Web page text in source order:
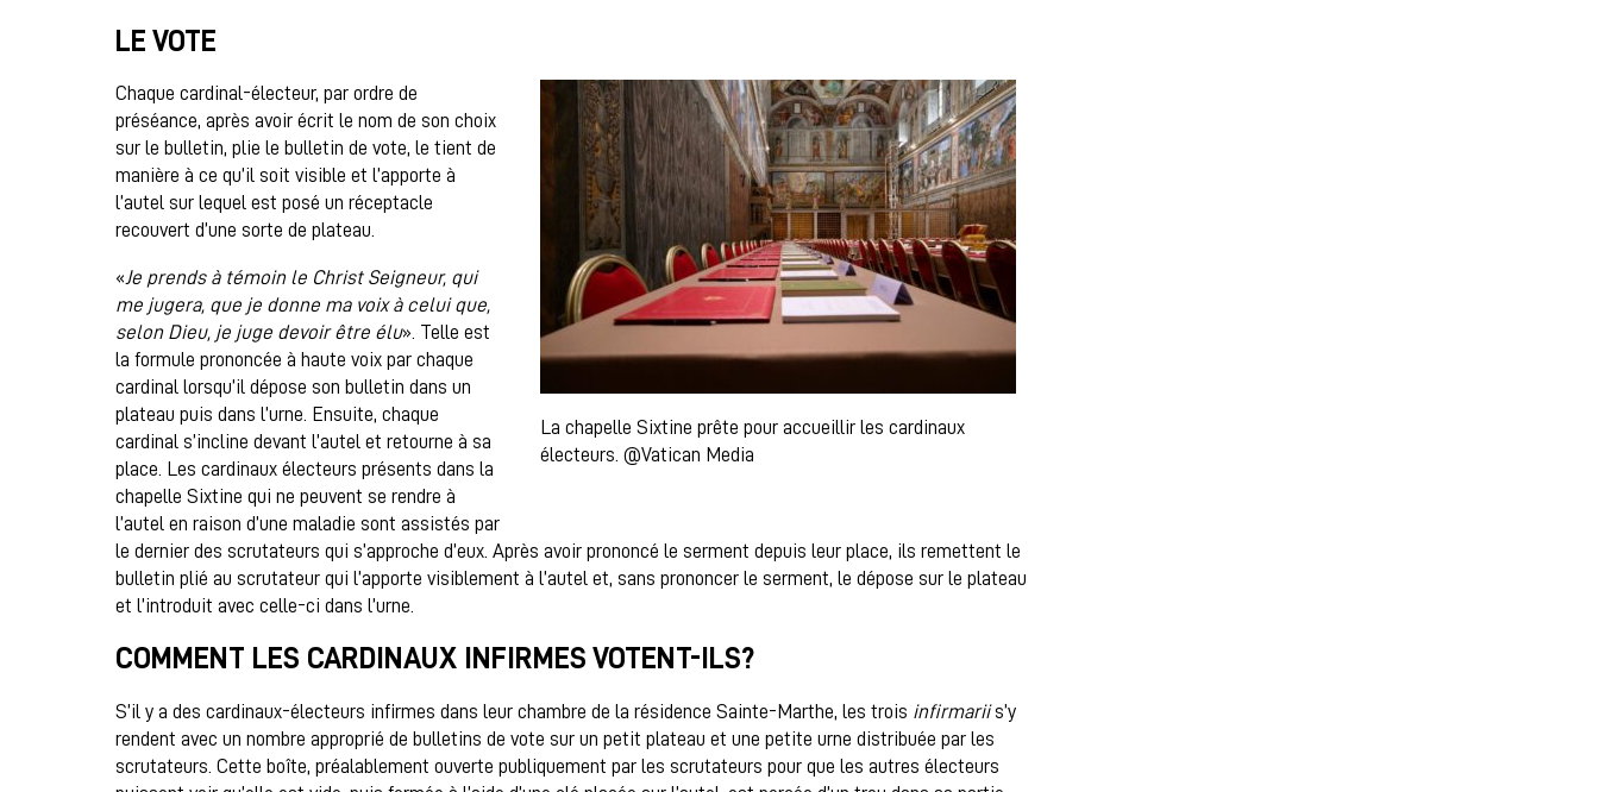
LE VOTE
La chapelle Sixtine prête pour accueillir les cardinaux
électeurs. @Vatican Media
Chaque cardinal-électeur, par ordre de
préséance, après avoir écrit le nom de son choix
sur le bulletin, plie le bulletin de vote, le tient de
manière à ce qu’il soit visible et l’apporte à
l’autel sur lequel est posé un réceptacle
recouvert d’une sorte de plateau.
«Je prends à témoin le Christ Seigneur, qui
me jugera, que je donne ma voix à celui que,
selon Dieu, je juge devoir être élu». Telle est
la formule prononcée à haute voix par chaque
cardinal lorsqu’il dépose son bulletin dans un
plateau puis dans l’urne. Ensuite, chaque
cardinal s’incline devant l’autel et retourne à sa
place. Les cardinaux électeurs présents dans la
chapelle Sixtine qui ne peuvent se rendre à
l’autel en raison d’une maladie sont assistés par
le dernier des scrutateurs qui s’approche d’eux. Après avoir prononcé le serment depuis leur place, ils remettent le
bulletin plié au scrutateur qui l’apporte visiblement à l’autel et, sans prononcer le serment, le dépose sur le plateau
et l’introduit avec celle-ci dans l’urne.
COMMENT LES CARDINAUX INFIRMES VOTENT-ILS?
S’il y a des cardinaux-électeurs infirmes dans leur chambre de la résidence Sainte-Marthe, les trois infirmariis’y
rendent avec un nombre approprié de bulletins de vote sur un petit plateau et une petite urne distribuée par les
scrutateurs. Cette boîte, préalablement ouverte publiquement par les scrutateurs pour que les autres électeurs